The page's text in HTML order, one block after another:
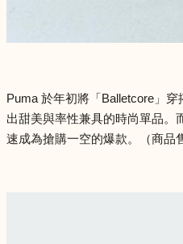
Puma 於年初將「Balletcore」
出甜美與率性兼具的時尚單品。
速成為搶購一空的爆款。（商品